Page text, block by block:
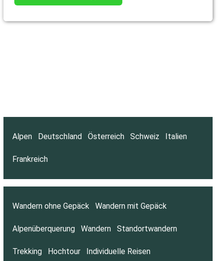
Alpen Deutschland Österreich Schweiz Italien
Frankreich
Wandern ohne Gepäck Wandern mit Gepäck
Alpenüberquerung Wandern Standortwandern
Trekking Hochtour Individuelle Reisen